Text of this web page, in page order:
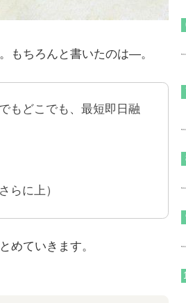
もちろんと書いたのは―。
もどこでも、最短即日融
らに上）
めていきます。